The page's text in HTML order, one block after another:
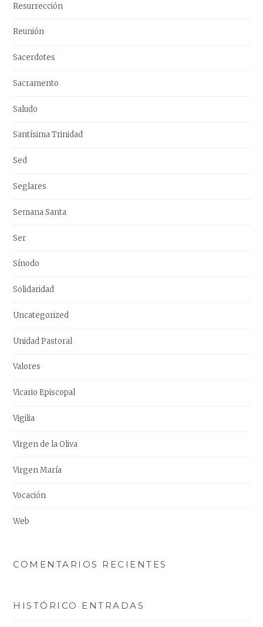
Resurrección
Reunión
Sacerdotes
Sacramento
Saludo
Santísima Trinidad
Sed
Seglares
Semana Santa
Ser
Sínodo
Solidaridad
Uncategorized
Unidad Pastoral
Valores
Vicario Episcopal
Vigilia
Virgen de la Oliva
Virgen María
Vocación
Web
COMENTARIOS RECIENTES
HISTÓRICO ENTRADAS